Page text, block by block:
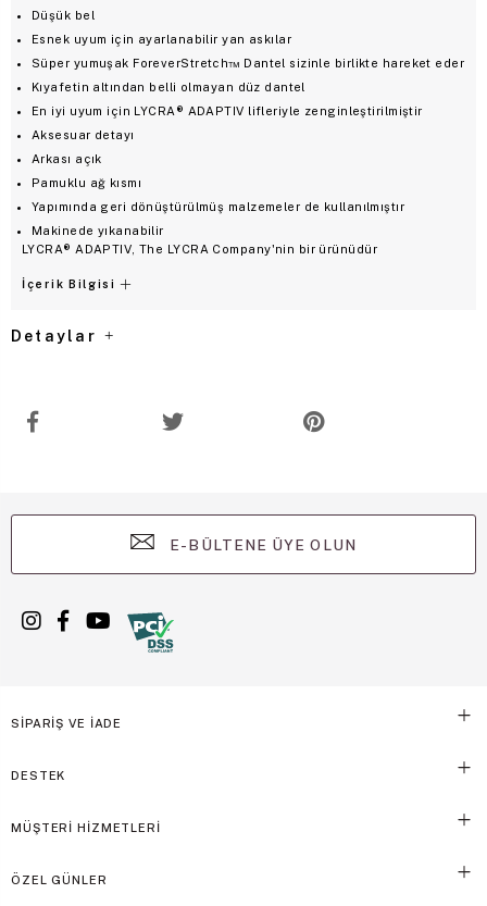
Düşük bel
Esnek uyum için ayarlanabilir yan askılar
Süper yumuşak ForeverStretch™ Dantel sizinle birlikte hareket eder
Kıyafetin altından belli olmayan düz dantel
En iyi uyum için LYCRA® ADAPTIV lifleriyle zenginleştirilmiştir
Aksesuar detayı
Arkası açık
Pamuklu ağ kısmı
Yapımında geri dönüştürülmüş malzemeler de kullanılmıştır
Makinede yıkanabilir
LYCRA® ADAPTIV, The LYCRA Company'nin bir ürünüdür
İçerik Bilgisi
Detaylar
E-BÜLTENE ÜYE OLUN
SİPARİŞ VE İADE
DESTEK
MÜŞTERİ HİZMETLERİ
ÖZEL GÜNLER